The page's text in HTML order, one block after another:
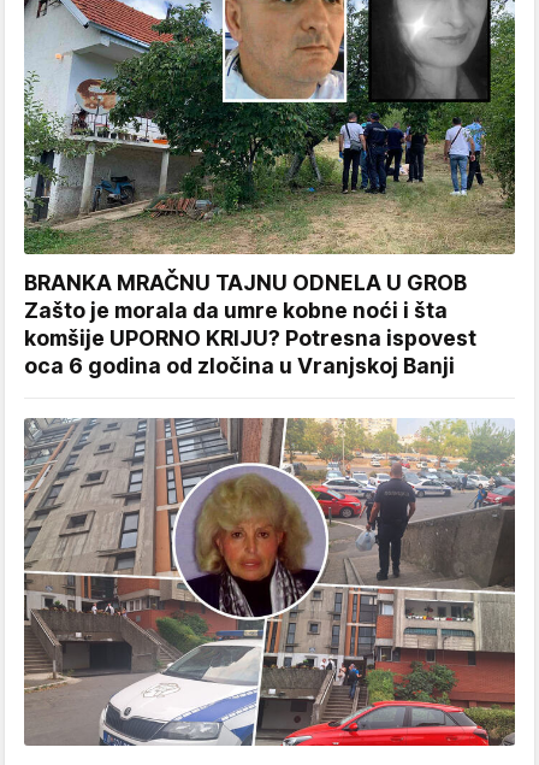
BRANKA MRAČNU TAJNU ODNELA U GROB
Zašto je morala da umre kobne noći i šta
komšije UPORNO KRIJU? Potresna ispovest
oca 6 godina od zločina u Vranjskoj Banji